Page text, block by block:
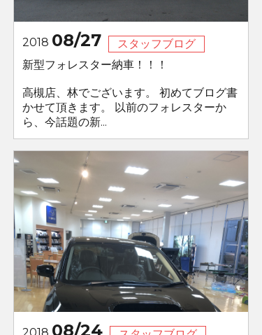
2018 08/27
スタッフブログ
新型フォレスター納車！！！
高槻店、林でございます。 初めてブログ書
かせて頂きます。 以前のフォレスターか
ら、今話題の新...
08/24